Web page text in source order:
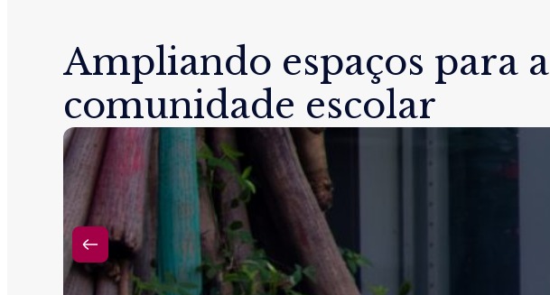
Ampliando espaços para a
comunidade escolar